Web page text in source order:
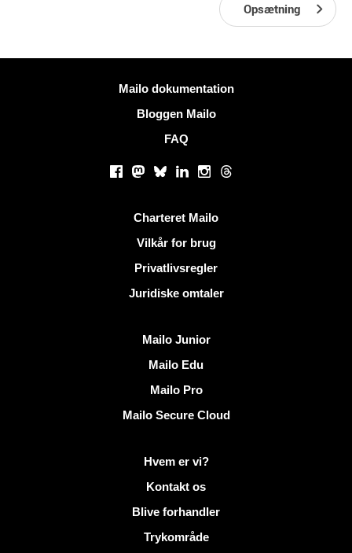
Opsætning
Mailo dokumentation
Bloggen Mailo
FAQ
Facebook
Mastodon
BlueskyLinkedInInstagram
Threads
Charteret Mailo
Vilkår for brug
Privatlivsregler
Juridiske omtaler
Mailo Junior
Mailo Edu
Mailo Pro
Mailo Secure Cloud
Flere oplysninger på MailoHvem er vi?
Kontakt os
Blive forhandler
Trykområde